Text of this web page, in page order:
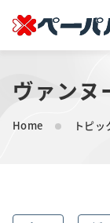
HOME
初めての方へ
ヴァンヌ
Home トピッ